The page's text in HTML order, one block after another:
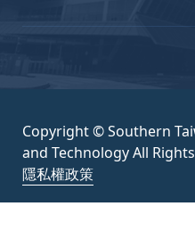
Copyright © Southern
and Technology All Rights
隱私權政策